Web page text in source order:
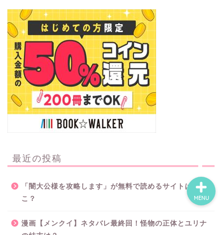
最近の投稿
「闇大公様を攻略します」が無料で読めるサイトはど
こ？
漫画【メンクイ】ネタバレ最終回！怪物の正体とユリナ
MENU
ホーム
ネタバレ・感想
無料で読める漫画・小説
漫画・小説新刊情報